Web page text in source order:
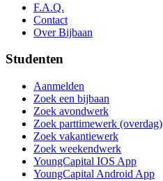
F.A.Q.
Contact
Over Bijbaan
Studenten
Aanmelden
Zoek een bijbaan
Zoek avondwerk
Zoek parttimewerk (overdag)
Zoek vakantiewerk
Zoek weekendwerk
YoungCapital IOS App
YoungCapital Android App